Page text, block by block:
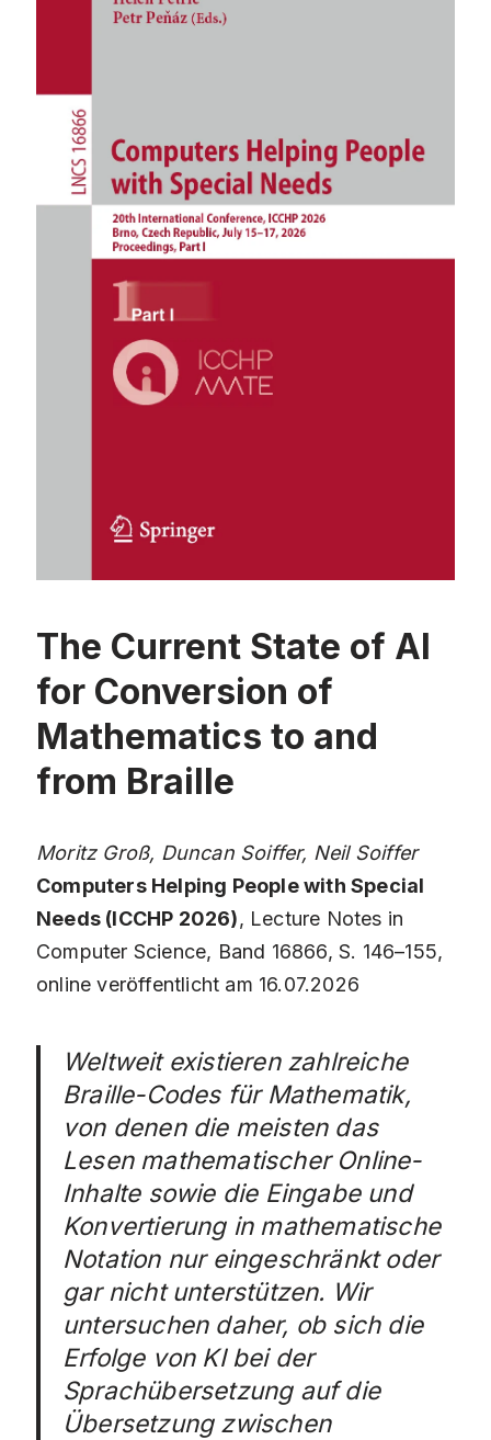
The Current State of AI
for Conversion of
Mathematics to and
from Braille
Moritz Groß, Duncan Soiffer, Neil Soiffer
Computers Helping People with Special
Needs (ICCHP 2026), Lecture Notes in
Computer Science, Band 16866, S. 146–155,
online veröffentlicht am 16.07.2026
Weltweit existieren zahlreiche
Braille-Codes für Mathematik,
von denen die meisten das
Lesen mathematischer Online-
Inhalte sowie die Eingabe und
Konvertierung in mathematische
Notation nur eingeschränkt oder
gar nicht unterstützen. Wir
untersuchen daher, ob sich die
Erfolge von KI bei der
Sprachübersetzung auf die
Übersetzung zwischen